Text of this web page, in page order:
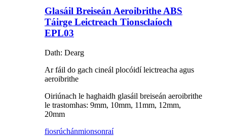
Glasáil Breiseán Aeroibrithe ABS
Táirge Leictreach Tionsclaíoch
EPL03
Dath: Dearg
Ar fáil do gach cineál plocóidí leictreacha agus
aeroibrithe
Oiriúnach le haghaidh glasáil breiseán aeroibrithe
le trastomhas: 9mm, 10mm, 11mm, 12mm,
20mm
fiosrúchánmionsonraí